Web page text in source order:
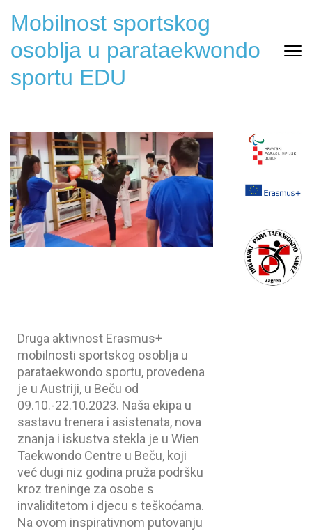
Mobilnost sportskog
osoblja u parataekwondo
sportu EDU
Druga aktivnost Erasmus+
mobilnosti sportskog osoblja u
parataekwondo sportu, provedena
je u Austriji, u Beču od
09.10.-22.10.2023. Naša ekipa u
sastavu trenera i asistenata, nova
znanja i iskustva stekla je u Wien
Taekwondo Centre u Beču, koji
već dugi niz godina pruža podršku
kroz treninge za osobe s
invaliditetom i djecu s teškoćama.
Na ovom inspirativnom putovanju